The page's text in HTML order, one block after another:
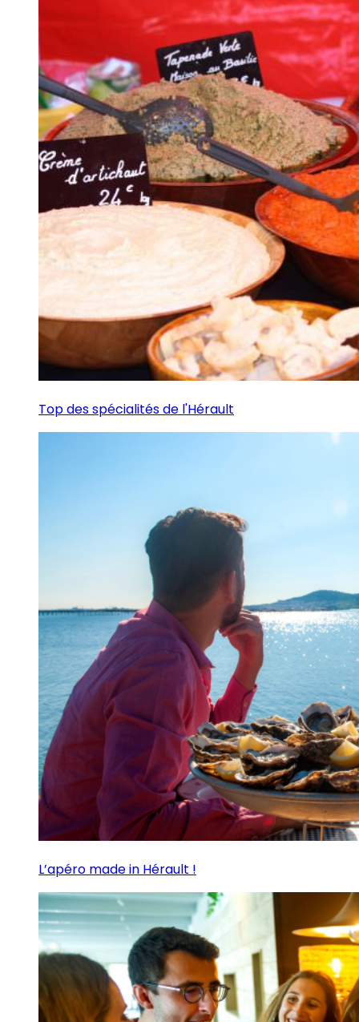
Top des spécialités de l'Hérault
L’apéro made in Hérault !